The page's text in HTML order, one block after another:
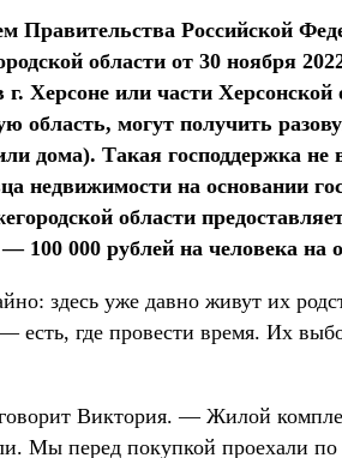
Правительства Российской
области от 30 ноября
Херсоне или части
область, могут получить
дома). Такая господдержка
недвижимости на основании
области
000 рублей на человека на
здесь уже давно живут их
есть, где провести время. Их
Виктория. — Жилой
Мы перед покупкой проехали